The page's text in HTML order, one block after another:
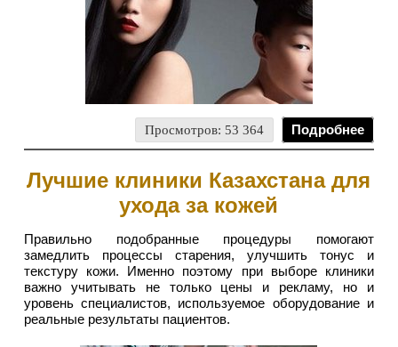
Просмотров: 53 364 Подробнее
Лучшие клиники Казахстана для
ухода за кожей
Правильно подобранные процедуры помогают
замедлить процессы старения, улучшить тонус и
текстуру кожи. Именно поэтому при выборе клиники
важно учитывать не только цены и рекламу, но и
уровень специалистов, используемое оборудование и
реальные результаты пациентов.